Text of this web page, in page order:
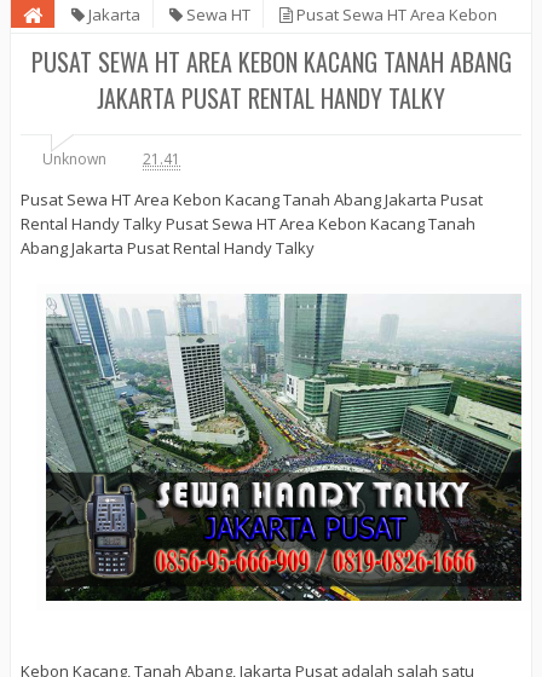
Jakarta Sewa HT
Pusat Sewa HT Area Kebon
Kacang Tanah Abang Jakarta Pusat Rental Handy Talky
PUSAT SEWA HT AREA KEBON KACANG TANAH ABANG
JAKARTA PUSAT RENTAL HANDY TALKY
Unknown 21.41
Pusat Sewa HT Area Kebon Kacang Tanah Abang Jakarta Pusat
Rental Handy Talky Pusat Sewa HT Area Kebon Kacang Tanah
Abang Jakarta Pusat Rental Handy Talky
Kebon Kacang, Tanah Abang, Jakarta Pusat adalah salah satu